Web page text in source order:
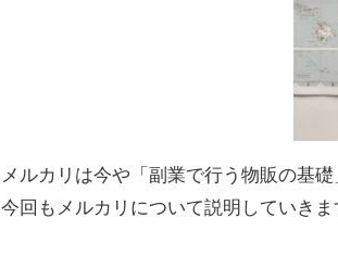
メルカリは今や「副業で行う物販の基礎
今回もメルカリについて説明していきま